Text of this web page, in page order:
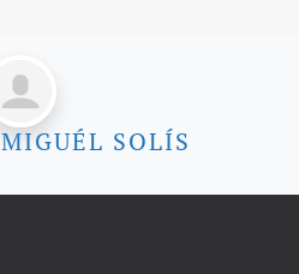
MIGUÉL SOLÍS